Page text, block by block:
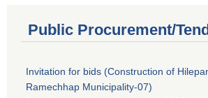
Public Procurement/
Invitation for bids (Construction of
Ramechhap Municipality-07)